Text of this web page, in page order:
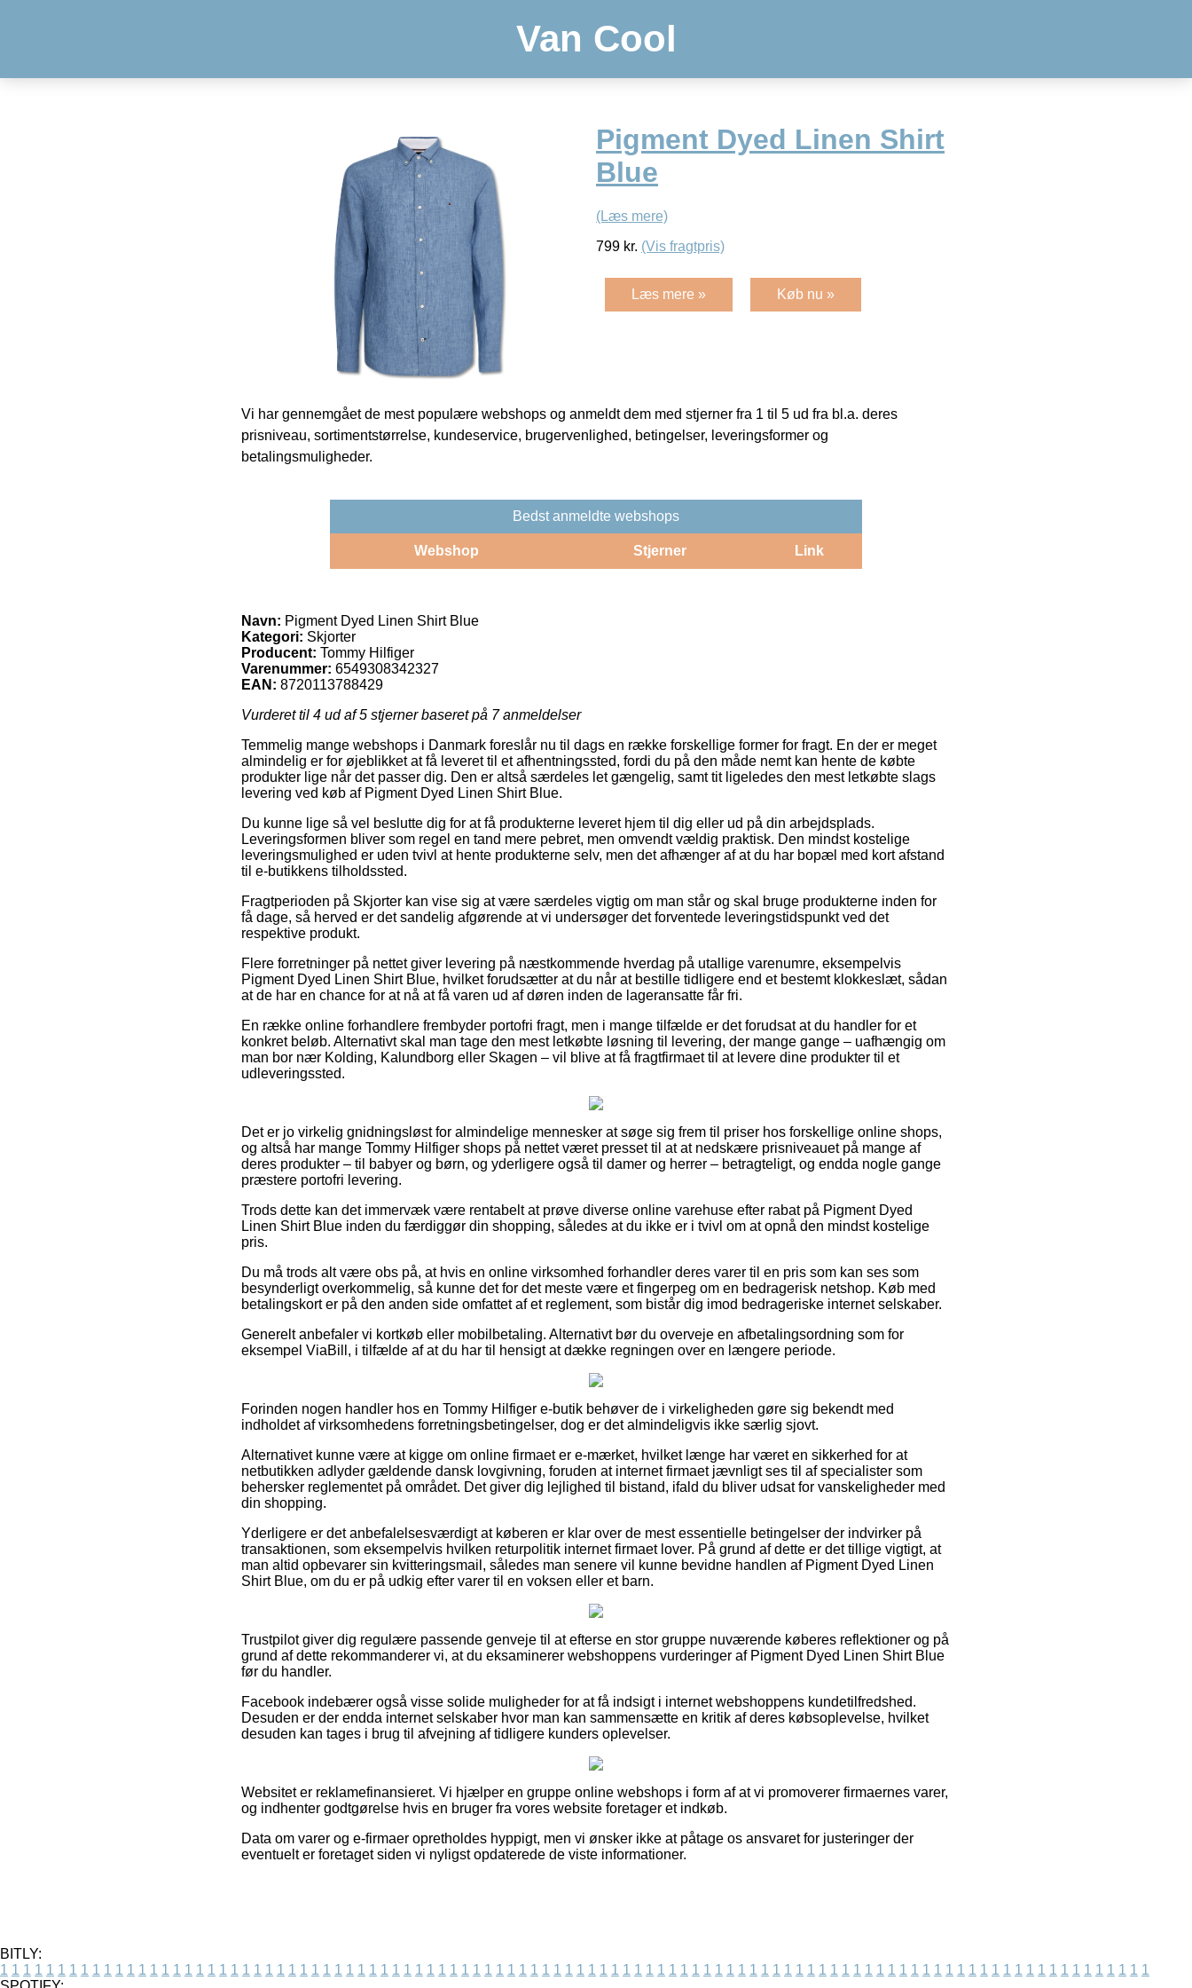
Van Cool
Pigment Dyed Linen Shirt
Blue
(Læs mere)
799 kr. (Vis fragtpris)
Læs mere » Køb nu »
Vi har gennemgået de mest populære webshops og anmeldt dem med stjerner fra 1 til 5 ud fra bl.a. deres
prisniveau, sortimentstørrelse, kundeservice, brugervenlighed, betingelser, leveringsformer og
betalingsmuligheder.
Bedst anmeldte webshops
Webshop Stjerner Link
Navn: Pigment Dyed Linen Shirt Blue
Kategori: Skjorter
Producent: Tommy Hilfiger
Varenummer: 6549308342327
EAN: 8720113788429
Vurderet til 4 ud af 5 stjerner baseret på 7anmeldelser
Temmelig mange webshops i Danmark foreslår nu til dags en række forskellige former for fragt. En der er meget
almindelig er for øjeblikket at få leveret til et afhentningssted, fordi du på den måde nemt kan hente de købte
produkter lige når det passer dig. Den er altså særdeles let gængelig, samt tit ligeledes den mest letkøbte slags
levering ved køb af Pigment Dyed Linen Shirt Blue.
Du kunne lige så vel beslutte dig for at få produkterne leveret hjem til dig eller ud på din arbejdsplads.
Leveringsformen bliver som regel en tand mere pebret, men omvendt vældig praktisk. Den mindst kostelige
leveringsmulighed er uden tvivl at hente produkterne selv, men det afhænger af at du har bopæl med kort afstand
til e-butikkens tilholdssted.
Fragtperioden på Skjorter kan vise sig at være særdeles vigtig om man står og skal bruge produkterne inden for
få dage, så herved er det sandelig afgørende at vi undersøger det forventede leveringstidspunkt ved det
respektive produkt.
Flere forretninger på nettet giver levering på næstkommende hverdag på utallige varenumre, eksempelvis
Pigment Dyed Linen Shirt Blue, hvilket forudsætter at du når at bestille tidligere end et bestemt klokkeslæt, sådan
at de har en chance for at nå at få varen ud af døren inden de lageransatte får fri.
En række online forhandlere frembyder portofri fragt, men i mange tilfælde er det forudsat at du handler for et
konkret beløb. Alternativt skal man tage den mest letkøbte løsning til levering, der mange gange – uafhængig om
man bor nær Kolding, Kalundborg eller Skagen – vil blive at få fragtfirmaet til at levere dine produkter til et
udleveringssted.
Det er jo virkelig gnidningsløst for almindelige mennesker at søge sig frem til priser hos forskellige online shops,
og altså har mange Tommy Hilfiger shops på nettet været presset til at at nedskære prisniveauet på mange af
deres produkter – til babyer og børn, og yderligere også til damer og herrer – betragteligt, og endda nogle gange
præstere portofri levering.
Trods dette kan det immervæk være rentabelt at prøve diverse online varehuse efter rabat på Pigment Dyed
Linen Shirt Blue inden du færdiggør din shopping, således at du ikke er i tvivl om at opnå den mindst kostelige
pris.
Du må trods alt være obs på, at hvis en online virksomhed forhandler deres varer til en pris som kan ses som
besynderligt overkommelig, så kunne det for det meste være et fingerpeg om en bedragerisk netshop. Køb med
betalingskort er på den anden side omfattet af et reglement, som bistår dig imod bedrageriske internet selskaber.
Generelt anbefaler vi kortkøb eller mobilbetaling. Alternativt bør du overveje en afbetalingsordning som for
eksempel ViaBill, i tilfælde af at du har til hensigt at dække regningen over en længere periode.
Forinden nogen handler hos en Tommy Hilfiger e-butik behøver de i virkeligheden gøre sig bekendt med
indholdet af virksomhedens forretningsbetingelser, dog er det almindeligvis ikke særlig sjovt.
Alternativet kunne være at kigge om online firmaet er e-mærket, hvilket længe har været en sikkerhed for at
netbutikken adlyder gældende dansk lovgivning, foruden at internet firmaet jævnligt ses til af specialister som
behersker reglementet på området. Det giver dig lejlighed til bistand, ifald du bliver udsat for vanskeligheder med
din shopping.
Yderligere er det anbefalelsesværdigt at køberen er klar over de mest essentielle betingelser der indvirker på
transaktionen, som eksempelvis hvilken returpolitik internet firmaet lover. På grund af dette er det tillige vigtigt, at
man altid opbevarer sin kvitteringsmail, således man senere vil kunne bevidne handlen af Pigment Dyed Linen
Shirt Blue, om du er på udkig efter varer til en voksen eller et barn.
Trustpilot giver dig regulære passende genveje til at efterse en stor gruppe nuværende køberes reflektioner og på
grund af dette rekommanderer vi, at du eksaminerer webshoppens vurderinger af Pigment Dyed Linen Shirt Blue
før du handler.
Facebook indebærer også visse solide muligheder for at få indsigt i internet webshoppens kundetilfredshed.
Desuden er der endda internet selskaber hvor man kan sammensætte en kritik af deres købsoplevelse, hvilket
desuden kan tages i brug til afvejning af tidligere kunders oplevelser.
Websitet er reklamefinansieret. Vi hjælper en gruppe online webshops i form af at vi promoverer firmaernes varer,
og indhenter godtgørelse hvis en bruger fra vores website foretager et indkøb.
Data om varer og e-firmaer opretholdes hyppigt, men vi ønsker ikke at påtage os ansvaret for justeringer der
eventuelt er foretaget siden vi nyligst opdaterede de viste informationer.
BITLY:
1 1 1 1 1 1 1 1 1 1 1 1 1 1 1 1 1 1 1 1 1 1 1 1 1 1 1 1 1 1 1 1 1 1 1 1 1 1 1 1 1 1 1 1 1 1 1 1 1 1 1 1 1 1 1 1 1 1 1 1 1 1 1 1 1 1 1 1 1 1 1 1 1 1 1 1 1 1 1 1 1 1 1 1 1 1 1 1 1 1 1 1 1 1 1 1 1 1 1 1